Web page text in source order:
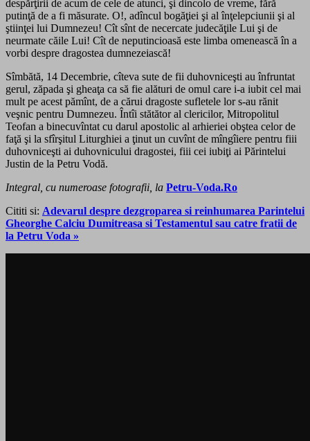
despărţirii de acum de cele de atunci, şi dincolo de vreme, fără
putinţă de a fi măsurate. O!, adîncul bogăţiei şi al înţelepciunii şi al
ştiinţei lui Dumnezeu! Cît sînt de necercate judecăţile Lui şi de
neurmate căile Lui! Cît de neputincioasă este limba omenească în a
vorbi despre dragostea dumnezeiască!
Sîmbătă, 14 Decembrie, cîteva sute de fii duhovniceşti au înfruntat
gerul, zăpada şi gheaţa ca să fie alături de omul care i-a iubit cel mai
mult pe acest pămînt, de a cărui dragoste sufletele lor s-au rănit
veşnic pentru Dumnezeu. Întîi stătător al clericilor, Mitropolitul
Teofan a binecuvîntat cu darul apostolic al arhieriei obştea celor de
faţă şi la sfîrşitul Liturghiei a ţinut un cuvînt de mîngîiere pentru fiii
duhovniceşti ai duhovnicului dragostei, fiii cei iubiţi ai Părintelui
Justin de la Petru Vodă.
Integral, cu numeroase fotografii, la Petru-Voda.Ro
Cititi si: Adevarul despre dezgroparea si reinhumarea Parintelui
Gheorghe Calciu Dumitreasa si Testamentul sau catre fratii de
la Petru Voda »